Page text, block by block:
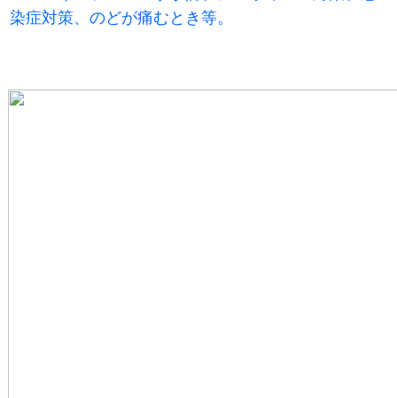
染症対策、のどが痛むとき等。